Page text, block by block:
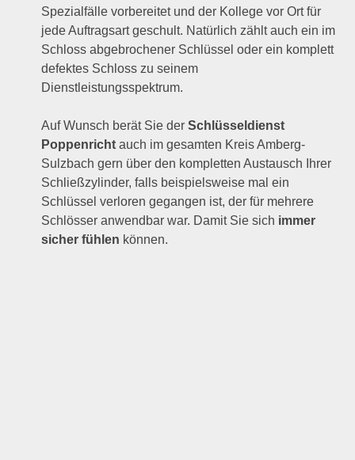
Spezialfälle vorbereitet und der Kollege vor Ort für
jede Auftragsart geschult. Natürlich zählt auch ein im
Schloss abgebrochener Schlüssel oder ein komplett
defektes Schloss zu seinem
Dienstleistungsspektrum.
Auf Wunsch berät Sie derSchlüsseldienst
Poppenricht auch im gesamten Kreis Amberg-
Sulzbach gern über den kompletten Austausch Ihrer
Schließzylinder, falls beispielsweise mal ein
Schlüssel verloren gegangen ist, der für mehrere
Schlösser anwendbar war. Damit Sie sich immer
sicher fühlen können.